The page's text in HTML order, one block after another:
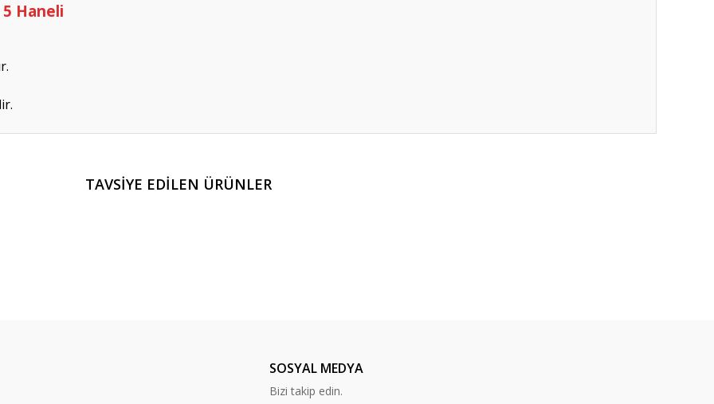
Haneli
Bu ürüne ilk yorumu siz yapın!
TAVSİYE EDİLEN ÜRÜNLER
SOSYAL MEDYA
Bizi takip edin.